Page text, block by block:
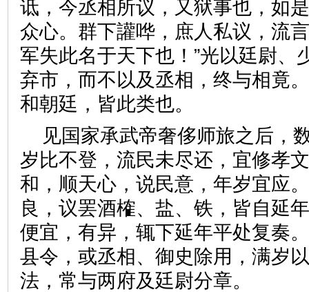
诋，今丞相所议，又狱事也，如
众心。群下讙哗，庶人私议，流
军失此名于天下也！”光以廷尉、
弃市，而不以及丞相，终与相竟
和朝廷，皆此类也。
见国家承武帝奢侈师旅之后，
岁比不登，流民未尽还，宜修孝
和，顺天心，说民意，年岁宜应
良，议罢酒榷、盐、铁，皆自延
便宜，有异，辄下延年平处复奏
县令，或丞相、御史除用，满岁
法，常与两府及廷尉分章。